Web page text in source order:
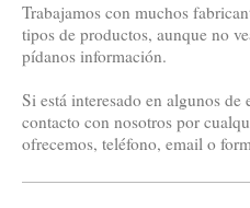
Trabajamos con muchos
tipos de productos, aunque no
pídanos información.
Si está interesado en algunos
contacto con nosotros por
ofrecemos, teléfono, email o